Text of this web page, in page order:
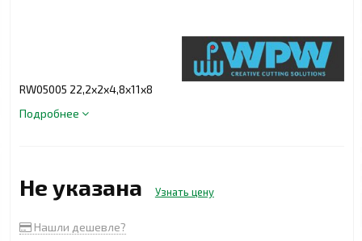
RW05005 22,2x2x4,8x11x8
Подробнее
Не указана Узнать цену
Нашли дешевле?